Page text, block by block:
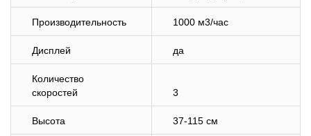
Производительность 1000 м3/час
Дисплей да
Количество
скоростей
3
Высота 37-115 см